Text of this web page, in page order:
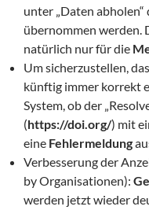
unter „Daten abholen“
übernommen werden.
natürlich nur für die
Um sicherzustellen,
künftig immer korrekt
System, ob der
(https://doi.org/) mit
eine Fehlermeldung
Verbesserung der
by Organisationen):
werden jetzt wieder